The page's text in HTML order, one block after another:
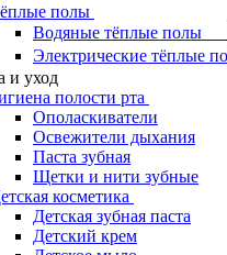
полы
Водяные тёплые полы
Электрические тёплые
и уход
полости рта
Ополаскиватели
Освежители дыхания
Паста зубная
Щетки и нити зубные
косметика
Детская зубная паста
Детский крем